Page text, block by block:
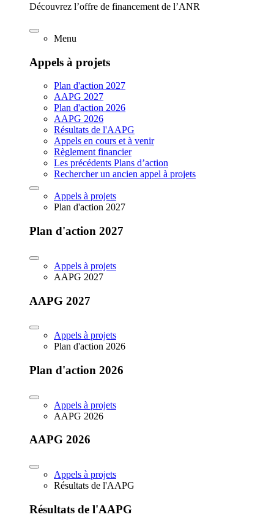
Découvrez l’offre de financement de l’ANR
Menu
Appels à projets
Plan d'action 2027
AAPG 2027
Plan d'action 2026
AAPG 2026
Résultats de l'AAPG
Appels en cours et à venir
Règlement financier
Les précédents Plans d’action
Rechercher un ancien appel à projets
Appels à projets
Plan d'action 2027
Plan d'action 2027
Appels à projets
AAPG 2027
AAPG 2027
Appels à projets
Plan d'action 2026
Plan d'action 2026
Appels à projets
AAPG 2026
AAPG 2026
Appels à projets
Résultats de l'AAPG
Résultats de l'AAPG